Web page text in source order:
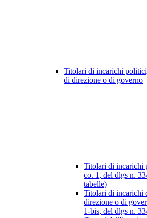
Titolari di incarichi
di direzione o di governo
Titolari di incarichi
co. 1, del dlgs n.
tabelle)
Titolari di incarichi
direzione o di
1-bis, del dlgs n.